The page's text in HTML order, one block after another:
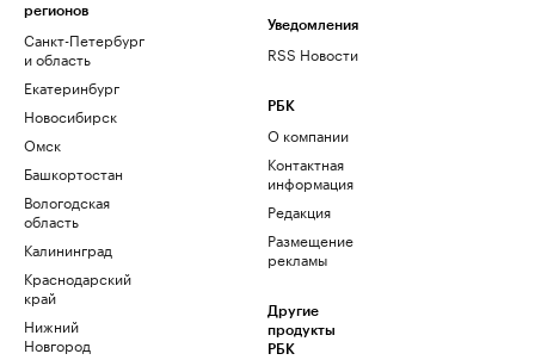
регионов
Санкт-Петербург
и область
Екатеринбург
Новосибирск
Омск
Башкортостан
Вологодская
область
Калининград
Краснодарский
край
Нижний
Новгород
Уведомления
RSS Новости
РБК
О компании
Контактная
информация
Редакция
Размещение
рекламы
Другие
продукты
РБК